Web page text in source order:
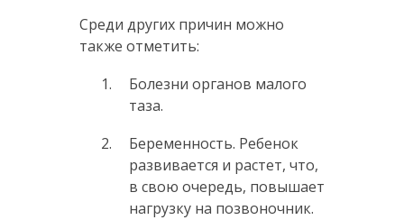
Среди других причин можно
также отметить:
Болезни органов малого
таза.
Беременность. Ребенок
развивается и растет, что,
в свою очередь, повышает
нагрузку на позвоночник.